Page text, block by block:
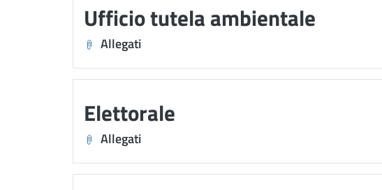
Ufficio tutela ambientale
Allegati
Elettorale
Allegati